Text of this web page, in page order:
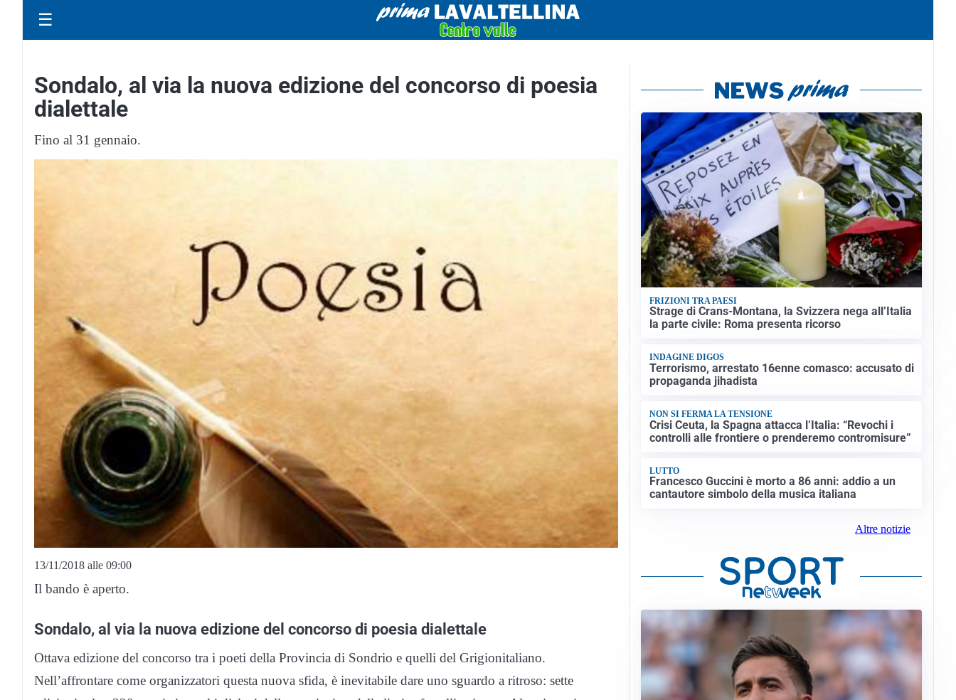
☰
Sondalo, al via la nuova edizione del concorso di poesia
dialettale
Fino al 31 gennaio.
13/11/2018 alle 09:00
Il bando è aperto.
Sondalo, al via la nuova edizione del concorso di poesia dialettale
Ottava edizione del concorso tra i poeti della Provincia di Sondrio e quelli del Grigionitaliano.
Nell’affrontare come organizzatori questa nuova sfida, è inevitabile dare uno sguardo a ritroso: sette
FRIZIONI TRA PAESI
Strage di Crans-Montana, la Svizzera nega all’Italia
la parte civile: Roma presenta ricorso
INDAGINE DIGOS
Terrorismo, arrestato 16enne comasco: accusato di
propaganda jihadista
NON SI FERMA LA TENSIONE
Crisi Ceuta, la Spagna attacca l’Italia: “Revochi i
controlli alle frontiere o prenderemo contromisure”
LUTTO
Francesco Guccini è morto a 86 anni: addio a un
cantautore simbolo della musica italiana
Altre notizie